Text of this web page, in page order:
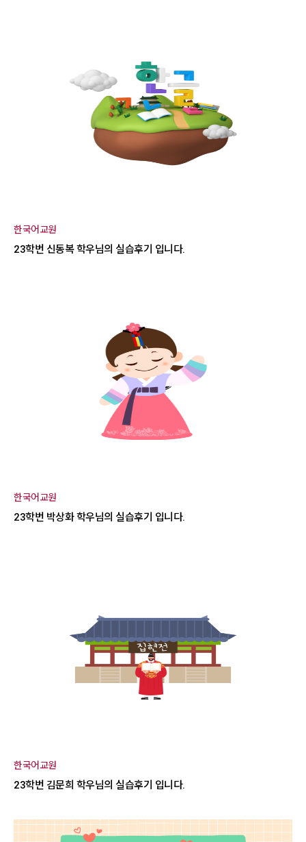
한국어교원
23학번 신동복 학우님의 실습후기 입니다.
한국어교원
23학번 박상화 학우님의 실습후기 입니다.
한국어교원
23학번 김문희 학우님의 실습후기 입니다.